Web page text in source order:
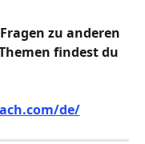
zu anderen
findest du
de/